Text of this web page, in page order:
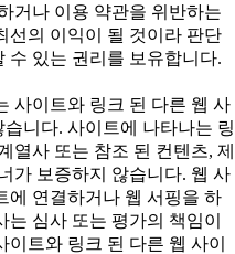
거나 이용 약관을 위반하는
선의 이익이 될 것이라 판단
수 있는 권리를 보유합니다.
사이트와 링크 된 다른 웹 사
니다. 사이트에 나타나는 링
열사 또는 참조 된 컨텐츠, 제
가 보증하지 않습니다. 웹 사
에 연결하거나 웹 서핑을 하
심사 또는 평가의 책임이
트와 링크 된 다른 웹 사이